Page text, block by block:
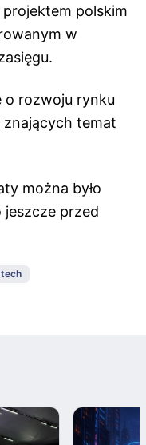
polskim
w
o rozwoju rynku
temat
można było
przed
tech